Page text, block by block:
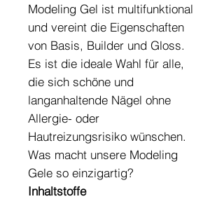
Modeling Gel ist multifunktional
und vereint die Eigenschaften
von Basis, Builder und Gloss.
Es ist die ideale Wahl für alle,
die sich schöne und
langanhaltende Nägel ohne
Allergie- oder
Hautreizungsrisiko wünschen.
Was macht unsere Modeling
Gele so einzigartig?
Inhaltstoffe